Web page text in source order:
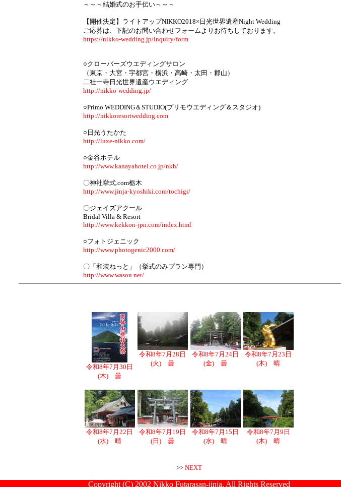
～～～結婚式のお手伝い～～～
【開催決定】ライトアップNIKKO2018×日光世界遺産Night Wedding
ご応募は、下記のお問い合わせフォームよりお待ちしております。
https://nikko-wedding.jp/inquiry/form
○クローバーズウエディングサロン
（東京・大宮・宇都宮・横浜・高崎・太田・郡山）
二社一寺日光世界遺産ウエディング
http://nikko-wedding.jp/
○Primo WEDDING＆STUDIO(プリモウエディング＆スタジオ)
http://nikkoresortwedding.com
○日光うたかた
http://luxe-nikko.com/
○金谷ホテル
http://www.kanayahotel.co.jp/nkh/
〇神社挙式.com栃木
http://www.jinja-kyoshiki.com/tochigi/
〇ジェイズアクール
Bridal Villa & Resort
http://www.kekkon-jpn.com/index.html
○フォトジェニック
http://www.photogenic2000.com/
〇「和装ねっと」（挙式のみプラン専門）
http://www.wasou.net/
令和8年7月30日
(木) 曇
令和8年7月28日
(火) 曇
令和8年7月24日
(金) 曇
令和8年7月23日
(木) 晴
令和8年7月22日
(水) 晴
令和8年7月19日
(日) 曇
令和8年7月15日
(水) 晴
令和8年7月9日
(木) 晴
>> NEXT
Copyright (C) 2002 Nikko Futarasan-jinja. All Rights Reserved